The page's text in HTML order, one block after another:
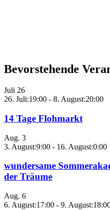
Bevorstehende
Juli 26
26. Juli:19:00 - 8. August:20:00
14 Tage Flohmarkt
Aug. 3
3. August:9:00 - 16. August:0:00
wundersame
der Träume
Aug. 6
6. August:17:00 - 9.